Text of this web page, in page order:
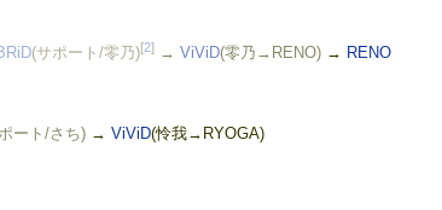
(サポート/零乃)[2]→ ViViD(零乃→RENO)→ RENO
ート/さち)→ ViViD(怜我→RYOGA)